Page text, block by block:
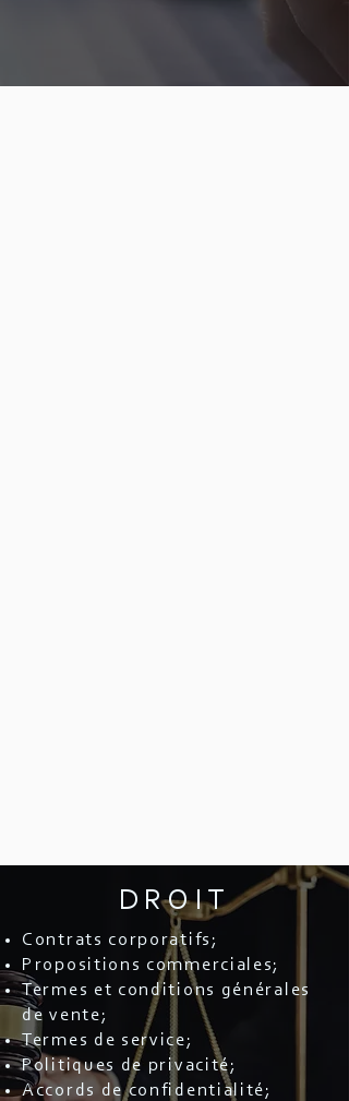
DROIT
Contrats corporatifs;
Propositions commerciales;
Termes et conditions générales
de vente;
Termes de service;
Politiques de privacité;
Accords de confidentialité;